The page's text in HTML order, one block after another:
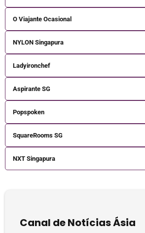
O Viajante Ocasional
NYLON Singapura
Ladyironchef
Aspirante SG
Popspoken
SquareRooms SG
NXT Singapura
Canal de Notícias Ásia